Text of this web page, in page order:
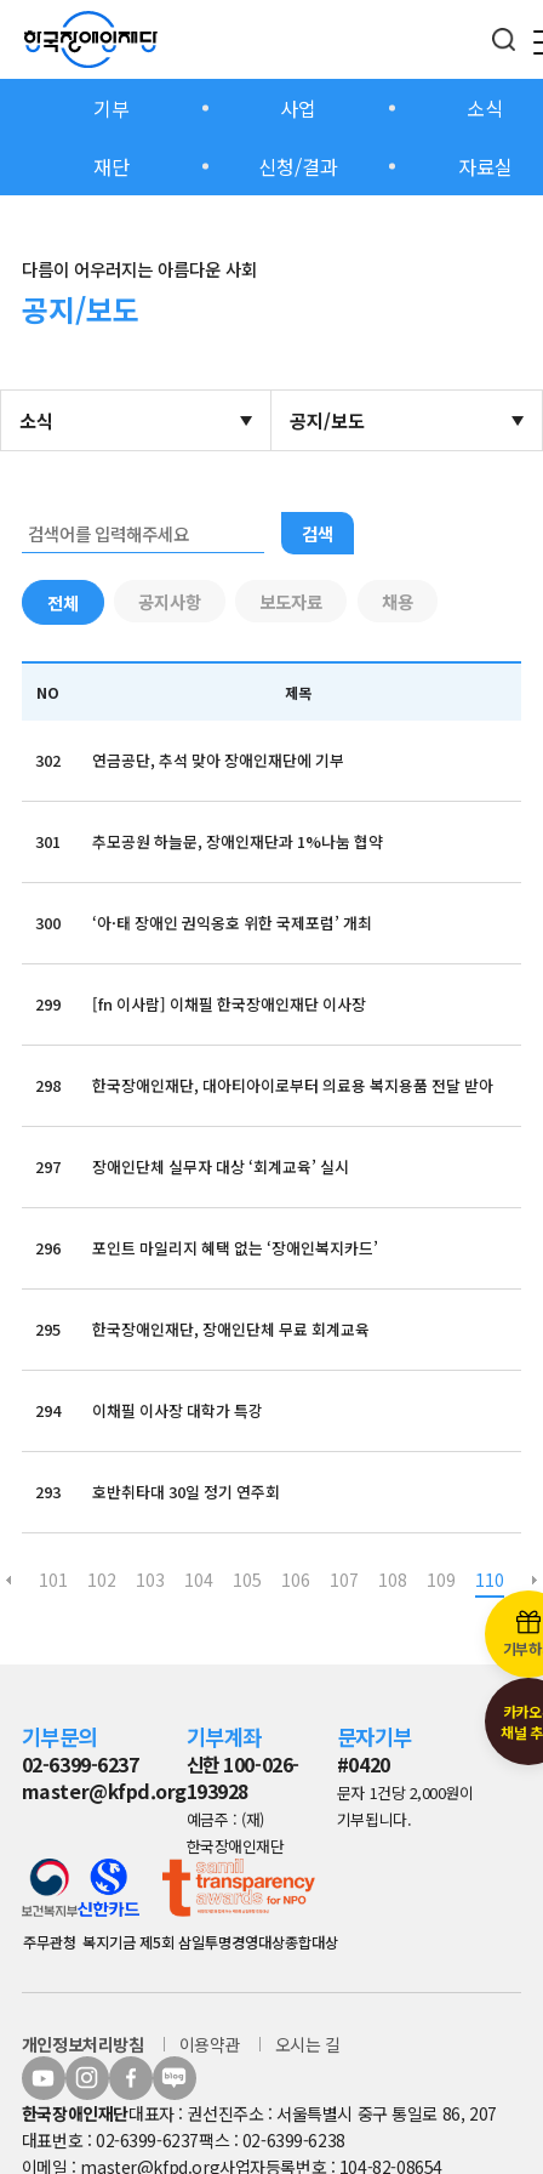
기부 사업
소식
재단
신청/결과 자료실
다름이 어우러지는 아름다운 사회
공지/보도
소식 공지/보도
전체 공지사항 보도자료 채용
검색
NO 제목
302 연금공단, 추석 맞아 장애인재단에 기부
301 추모공원 하늘문, 장애인재단과 1%나눔 협약
300 ‘아·태 장애인 권익옹호 위한 국제포럼’ 개최
299 [fn 이사람] 이채필 한국장애인재단 이사장
298 한국장애인재단, 대아티아이로부터 의료용 복지용품 전달 받아
297 장애인단체 실무자 대상 ‘회계교육’ 실시
296 포인트 마일리지 혜택 없는 ‘장애인복지카드’
295 한국장애인재단, 장애인단체 무료 회계교육
294 이채필 이사장 대학가 특강
293 호반취타대 30일 정기 연주회
101 102 103 104 105 106 107 108 109 110
기부
카카
채널
기부문의
02-6399-6237
master@kfpd.org
기부계좌
신한 100-026-
193928
예금주 : (재)
한국장애인재단
문자기부
#0420
문자 1건당 2,000원이
기부됩니다.
주무관청 복지기금제5회 삼일투명경영대상종합대상
개인정보처리방침 이용약관 오시는 길
한국장애인재단대표자 : 권선진주소 : 서울특별시 중구 통일로 86, 207
대표번호 : 02-6399-6237팩스 : 02-6399-6238
이메일 : master@kfpd.org사업자등록번호 : 104-82-08654